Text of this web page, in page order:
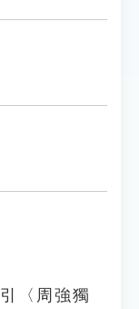
〈周強獨